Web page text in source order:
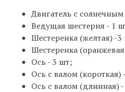
Двигатель с
Ведущая шестерня - 1
Шестеренка (желтая) -3
Шестеренка
Ось - 3 шт;
Ось с валом (короткая)
Ось с валом (длинная)